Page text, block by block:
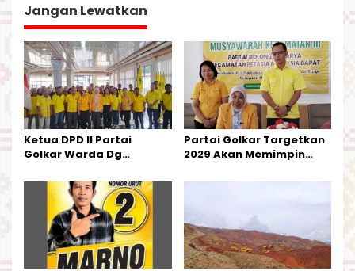
a
s
i
p
o
s
Jangan Lewatkan
Ketua DPD II Partai
Golkar Warda Dg
Pengurus Parti
Kecamatan Petasia dan
Kecamatan Petbar
Partai Golkar Targetkan
2029 Akan Memimpin